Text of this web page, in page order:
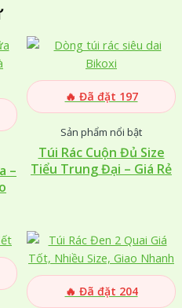
–
🔥 Đã đặt 197
Sản phẩm nổi bật
Túi Rác Cuộn Đủ Size
Tiểu Trung Đại – Giá Rẻ
🔥 Đã đặt 204